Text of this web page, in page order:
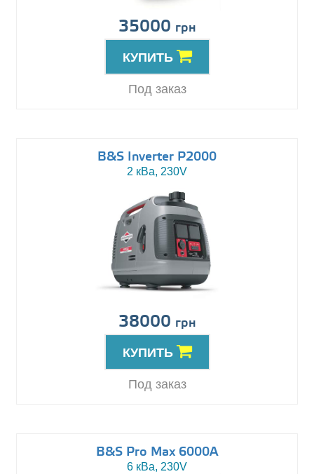
35000 грн
КУПИТЬ
Под заказ
B&S Inverter P2000
2 кВа, 230V
38000 грн
КУПИТЬ
Под заказ
B&S Pro Max 6000A
6 кВа, 230V